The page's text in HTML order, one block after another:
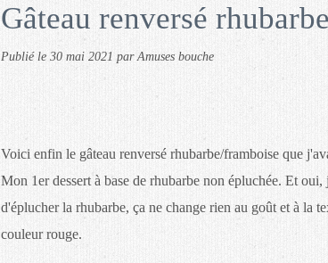
Gâteau renversé
Publié le 30 mai 2021 par Amuses bouche
Voici enfin le gâteau renversé rhubarbe/framboise que
Mon 1er dessert à base de rhubarbe non épluchée. Et
d'éplucher la rhubarbe, ça ne change rien au goût et à la
couleur rouge.